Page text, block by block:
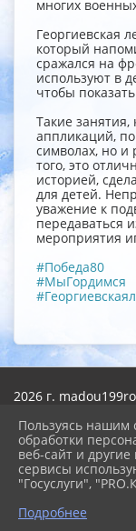
многих
Георгиевская
который
сражался на
используют в
чтобы
Такие занятия,
аппликаций,
символах, но и
того, это
историей,
для детей.
уважение к
передаваться
мероприятия
#Победа80
#МыГордимся
2026 г.
Карта сайта
Политика
Сделано на
Разработка и
Пользуясь нашим
обработки
веб-сайт и
сервисы
"Госуслуги",
Подробнее